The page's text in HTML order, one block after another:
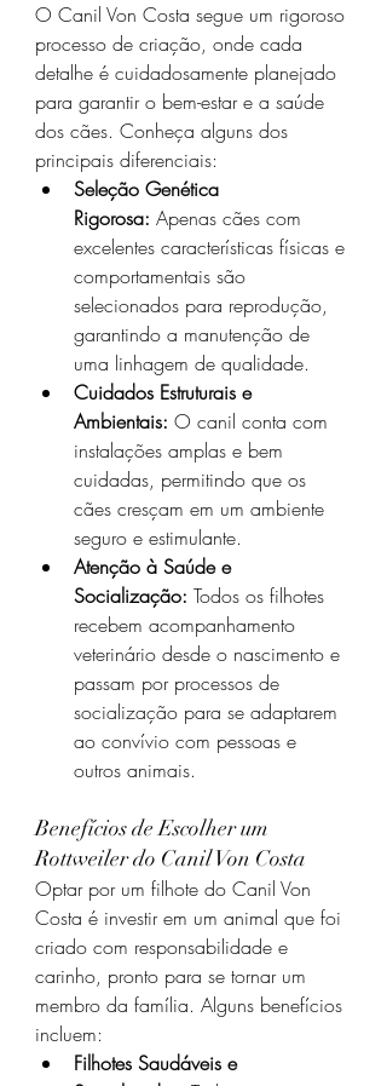
O Canil Von Costa segue um rigoroso
processo de criação, onde cada
detalhe é cuidadosamente planejado
para garantir o bem-estar e a saúde
dos cães. Conheça alguns dos
principais diferenciais:
Seleção Genética
Rigorosa: Apenas cães com
excelentes características físicas e
comportamentais são
selecionados para reprodução,
garantindo a manutenção de
uma linhagem de qualidade.
Cuidados Estruturais e
Ambientais: O canil conta com
instalações amplas e bem
cuidadas, permitindo que os
cães cresçam em um ambiente
seguro e estimulante.
Atenção à Saúde e
Socialização: Todos os filhotes
recebem acompanhamento
veterinário desde o nascimento e
passam por processos de
socialização para se adaptarem
ao convívio com pessoas e
outros animais.
Benefícios de Escolher um
Rottweiler do Canil Von Costa
Optar por um filhote do Canil Von
Costa é investir em um animal que foi
criado com responsabilidade e
carinho, pronto para se tornar um
membro da família. Alguns benefícios
incluem:
Filhotes Saudáveis e